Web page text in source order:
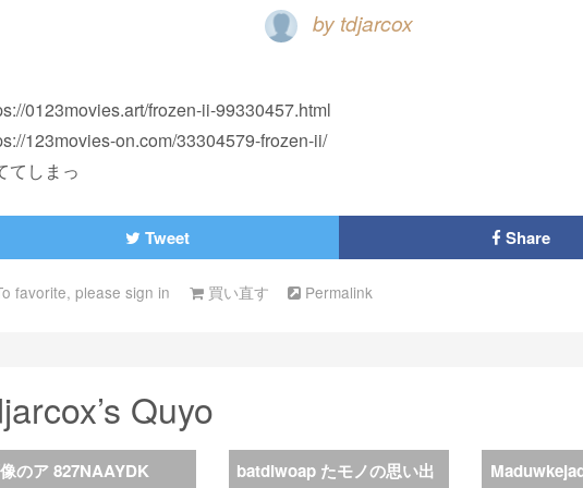
by tdjarcox
0123movies.art/frozen-ii-99330457.html
123movies-on.com/33304579-frozen-ii/
てしまっ
Tweet Share
favorite, please sign in 買い直す Permalink
Quyo
のア 827NAAYDK
batdiwoap たモノの思い出